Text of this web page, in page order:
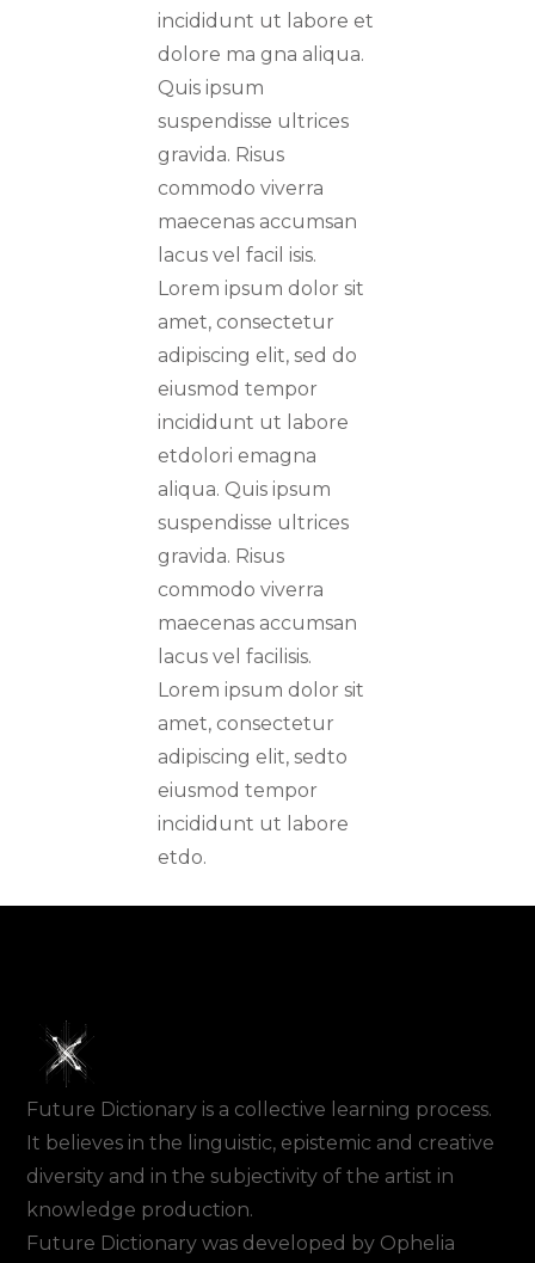
incididunt ut labore et
dolore ma gna aliqua.
Quis ipsum
suspendisse ultrices
gravida. Risus
commodo viverra
maecenas accumsan
lacus vel facil isis.
Lorem ipsum dolor sit
amet, consectetur
adipiscing elit, sed do
eiusmod tempor
incididunt ut labore
etdolori emagna
aliqua. Quis ipsum
suspendisse ultrices
gravida. Risus
commodo viverra
maecenas accumsan
lacus vel facilisis.
Lorem ipsum dolor sit
amet, consectetur
adipiscing elit, sedto
eiusmod tempor
incididunt ut labore
etdo.
Future Dictionary is a collective learning process.
It believes in the linguistic, epistemic and creative
diversity and in the subjectivity of the artist in
knowledge production.
Future Dictionary was developed by Ophelia